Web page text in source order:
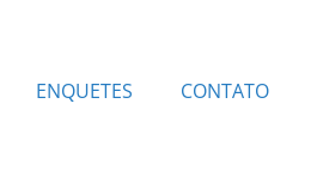
ENQUETES CONTATO